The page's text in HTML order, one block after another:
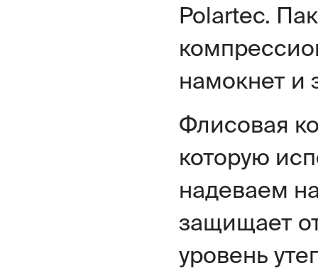
Polartec.
намокнет и
Флисовая
которую
надеваем
защищает
уровень